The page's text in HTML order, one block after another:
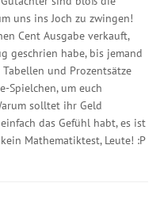
uns ins Joch zu zwingen!
Cent Ausgabe verkauft,
geschrien habe, bis jemand
und Prozentsätze
Spielchen, um euch
solltet ihr Geld
das Gefühl habt, es ist
Mathematiktest, Leute! :P